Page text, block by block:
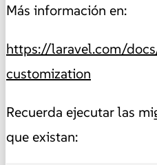
Más información en:
https://laravel.com/
customization
Recuerda ejecutar las
que existan: